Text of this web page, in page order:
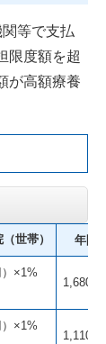
等で支払
限度額を超
が高額療養
世帯） 年間
×1%
×1%